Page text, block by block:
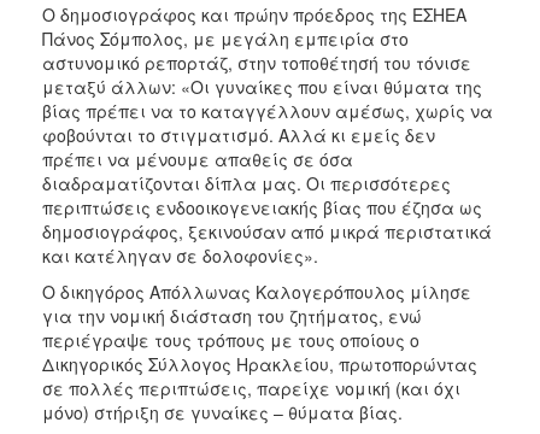
Ο δημοσιογράφος και πρώην πρόεδρος της ΕΣΗΕΑ
Πάνος Σόμπολος, με μεγάλη εμπειρία στο
αστυνομικό ρεπορτάζ, στην τοποθέτησή του τόνισε
μεταξύ άλλων: «Οι γυναίκες που είναι θύματα της
βίας πρέπει να το καταγγέλλουν αμέσως, χωρίς να
φοβούνται το στιγματισμό. Αλλά κι εμείς δεν
πρέπει να μένουμε απαθείς σε όσα
διαδραματίζονται δίπλα μας. Οι περισσότερες
περιπτώσεις ενδοοικογενειακής βίας που έζησα ως
δημοσιογράφος, ξεκινούσαν από μικρά περιστατικά
και κατέληγαν σε δολοφονίες».
Ο δικηγόρος Απόλλωνας Καλογερόπουλος μίλησε
για την νομική διάσταση του ζητήματος, ενώ
περιέγραψε τους τρόπους με τους οποίους ο
Δικηγορικός Σύλλογος Ηρακλείου, πρωτοπορώντας
σε πολλές περιπτώσεις, παρείχε νομική (και όχι
μόνο) στήριξη σε γυναίκες – θύματα βίας.